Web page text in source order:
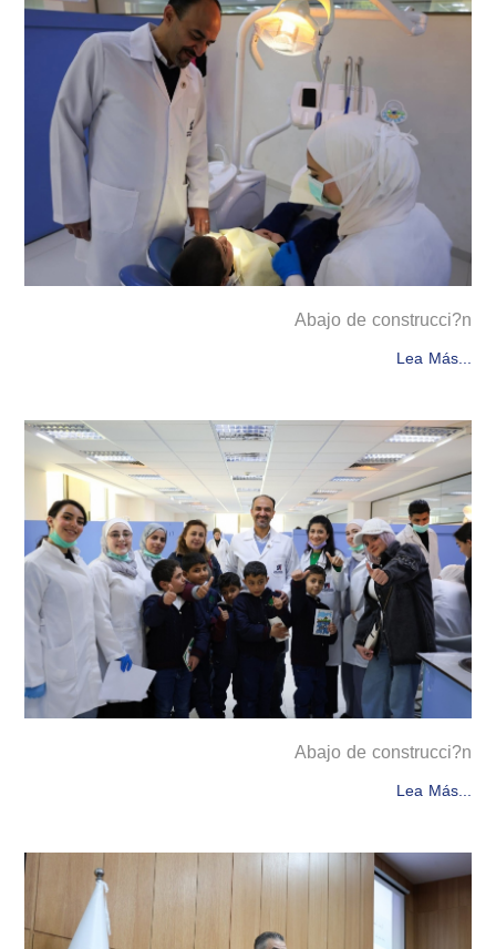
Abajo de construcci?n
Lea Más...
Abajo de construcci?n
Lea Más...